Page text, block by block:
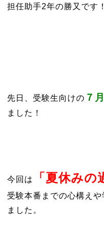
担任助手2年の勝又です！
先日、受験生向けの ７
ました！
今回は 「夏休みの
受験本番までの心構え
ました。